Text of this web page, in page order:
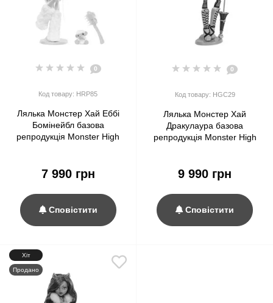
0
Код товару: HRP85
Лялька Монстер Хай Еббі
Бомінейбл базова
репродукція Monster High
7 990 грн
Сповістити
0
Код товару: HGC29
Лялька Монстер Хай
Дракулаура базова
репродукція Monster High
9 990 грн
Сповістити
Хіт
Продано